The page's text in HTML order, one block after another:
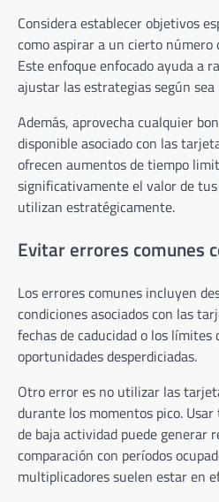
Considera establecer objetivos
como aspirar a un cierto número
Este enfoque enfocado ayuda a
ajustar las estrategias según sea
Además, aprovecha cualquier
disponible asociado con las
ofrecen aumentos de tiempo
significativamente el valor de
utilizan estratégicamente.
Evitar errores comunes
Los errores comunes incluyen
condiciones asociados con las
fechas de caducidad o los límites
oportunidades desperdiciadas.
Otro error es no utilizar las
durante los momentos pico.
de baja actividad puede generar
comparación con períodos
multiplicadores suelen estar en